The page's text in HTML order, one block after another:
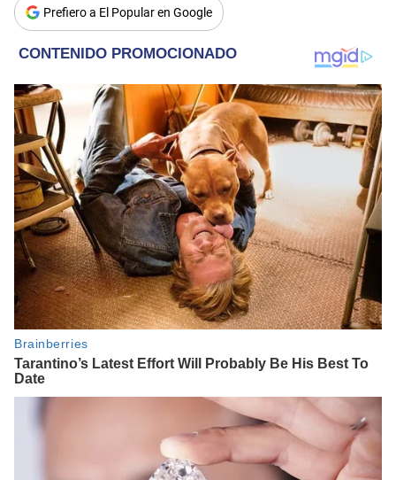
Prefiero a El Popular en Google